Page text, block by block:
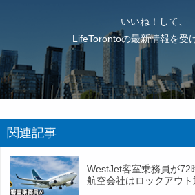
いいね！して、
LifeTorontoの最新情報を受
関連記事
WestJet客室乗務員が72
航空会社はロックアウ